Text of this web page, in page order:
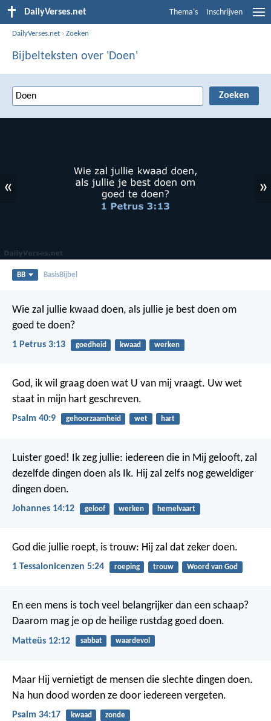
DailyVerses.net Thema's Inschrijven
DailyVerses.net ›Zoeken
Bijbelteksten over 'Doen'
« »
BB BasisBijbel
Wie zal jullie kwaad doen, als jullie je best doen om
goed te doen?
1 Petrus 3:13 goedheid kwaad werken
God, ik wil graag doen wat U van mij vraagt. Uw wet
staat in mijn hart geschreven.
Psalm 40:9 gehoorzaamheid wet hart
Luister goed! Ik zeg jullie: iedereen die in Mij gelooft, zal
dezelfde dingen doen als Ik. Hij zal zelfs nog geweldiger
dingen doen.
Johannes 14:12 geloof werken hemelvaart
God die jullie roept, is trouw: Hij zal dat zeker doen.
1 Tessalonicenzen 5:24 roeping trouw Woord van God
En een mens is toch veel belangrijker dan een schaap?
Daarom mag je op de heilige rustdag goed doen.
Matteüs 12:12 sabbat waardevol
Maar Hij vernietigt de mensen die slechte dingen doen.
Na hun dood worden ze door iedereen vergeten.
Psalm 34:17 kwaad zonde